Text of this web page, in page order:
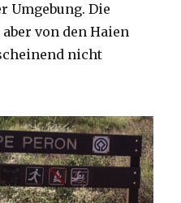
Umgebung. Die
von den Haien
nicht